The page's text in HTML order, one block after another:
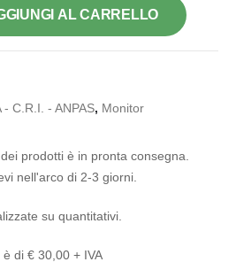
AL CARRELLO
- C.R.I. - ANPAS, Monitor
prodotti è in pronta consegna.
nell'arco di 2-3 giorni.
su quantitativi.
di € 30,00 + IVA